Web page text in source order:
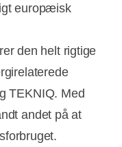
europæisk
den helt rigtige
TEKNIQ. Med
andet på at